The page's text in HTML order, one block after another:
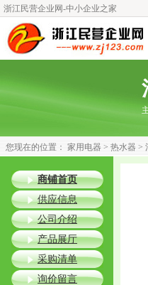
浙江民营企业网-中小企业之家
您现在的位置： 家用电器 > 热水器 >
商铺首页
供应信息
公司介绍
产品展厅
采购清单
询价留言